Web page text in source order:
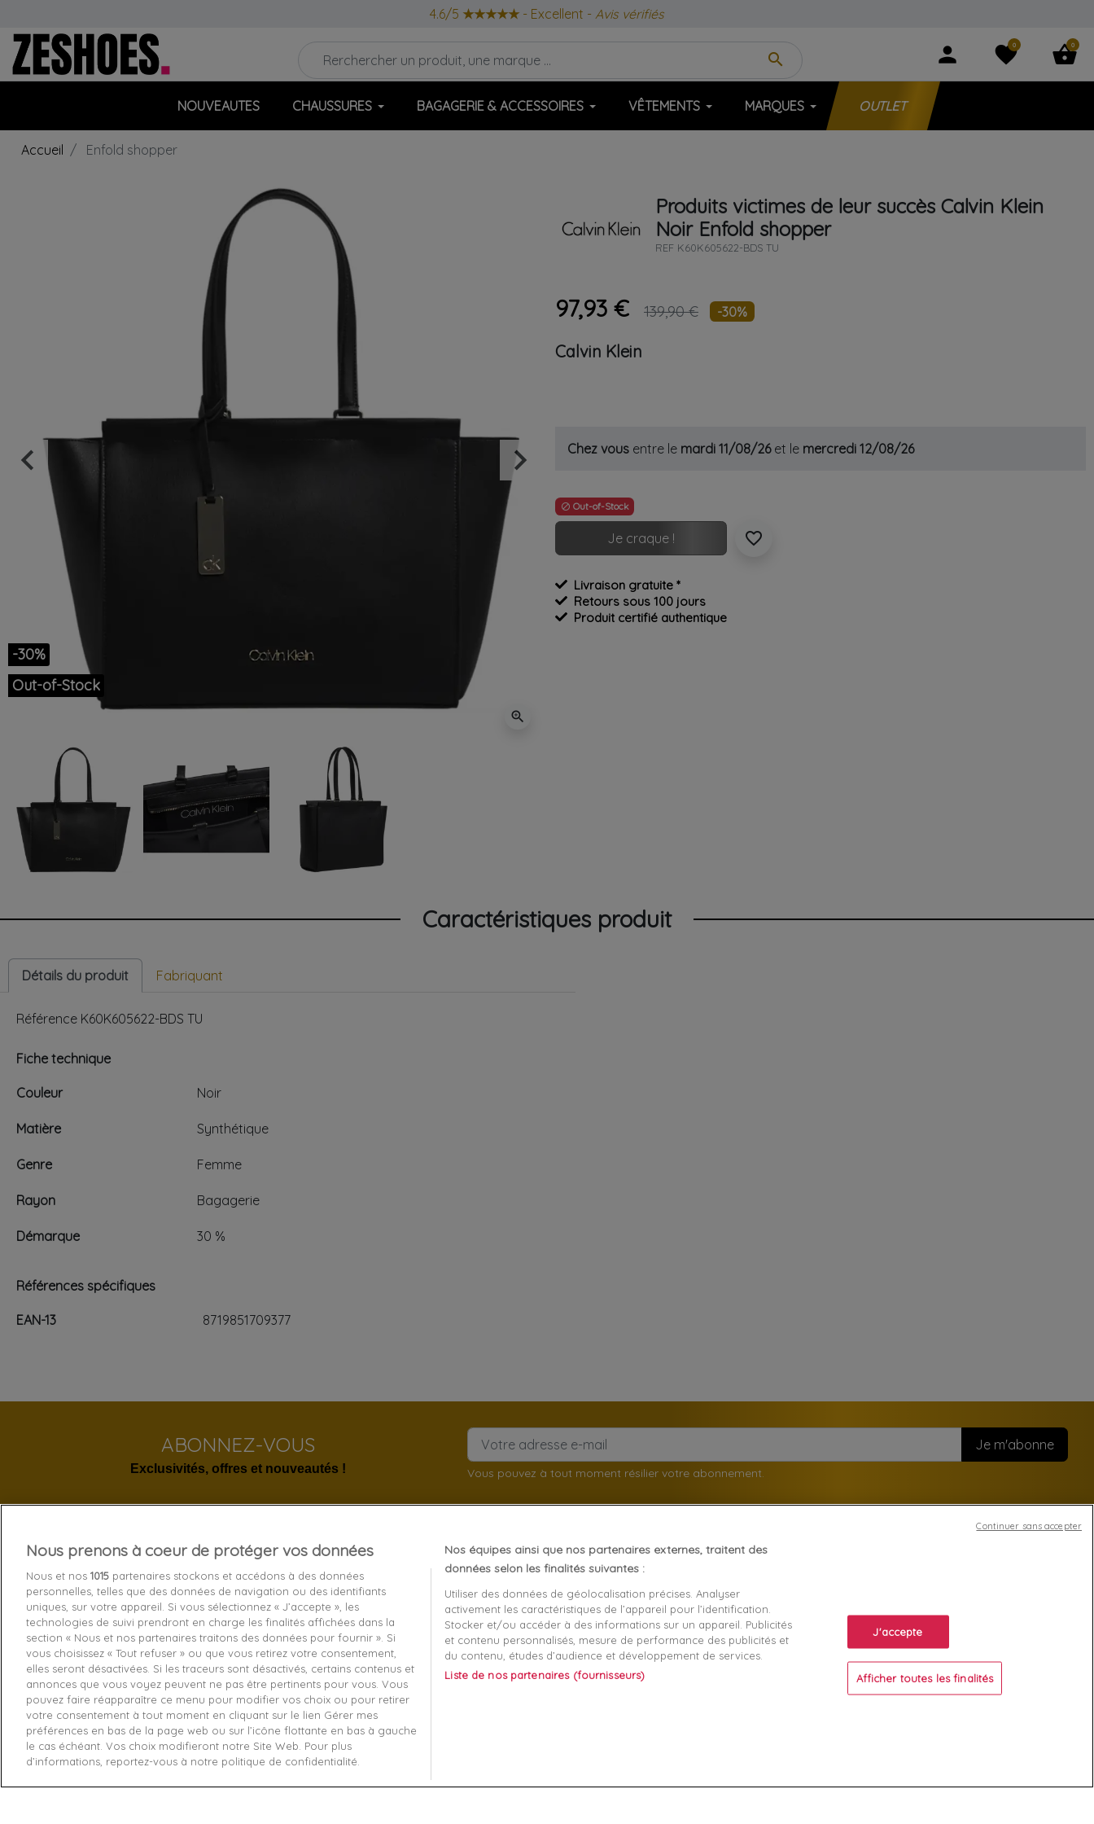
4.6/5 ★★★★★ - Excellent - Avis vérifiés
search person favorite
0 shopping_basket
0
NOUVEAUTES CHAUSSURES BAGAGERIE & ACCESSOIRES VÊTEMENTS MARQUES OUTLET
Accueil Enfold shopper
-30%
Out-of-Stock
Précédent
keyboard_arrow_left Suivant
keyboard_arrow_right
zoom_in
Produits victimes de leur succès Calvin Klein
Noir Enfold shopper
REF K60K605622-BDS TU
97,93 € 139,90 € -30%
Calvin Klein
Chez vous entre le mardi 11/08/26et le mercredi 12/08/26
 Out-of-Stock
Je craque ! favorite_border
Livraison gratuite *
Retours sous 100 jours
Produit certifié authentique
Caractéristiques produit
Détails du produit Fabriquant
Référence K60K605622-BDS TU
Fiche technique
Couleur Noir
Matière Synthétique
Genre Femme
Rayon Bagagerie
Démarque 30 %
Références spécifiques
EAN-13 8719851709377
ABONNEZ-VOUS
Exclusivités, offres et nouveautés ! Vous pouvez à tout moment résilier votre abonnement.
Services client
Livraison
Echange et remboursement
Paiement sécurisé
Contactez-nous
Retourner ma commande
À propos
Mentions légales
Conditions générales de vente
Qui sommes nous?
Informatique et liberté
Connexion
Créez votre compte
Nous prenons à coeur de protéger vos données
Nous et nos 1015 partenaires stockons et accédons à des données
personnelles, telles que des données de navigation ou des identifiants
uniques, sur votre appareil. Si vous sélectionnez « J’accepte », les
technologies de suivi prendront en charge les finalités affichées dans la
section « Nous et nos partenaires traitons des données pour fournir ». Si
vous choisissez « Tout refuser » ou que vous retirez votre consentement,
elles seront désactivées. Si les traceurs sont désactivés, certains contenus et
annonces que vous voyez peuvent ne pas être pertinents pour vous. Vous
pouvez faire réapparaître ce menu pour modifier vos choix ou pour retirer
votre consentement à tout moment en cliquant sur le lien Gérer mes
préférences en bas de la page web ou sur l’icône flottante en bas à gauche
le cas échéant. Vos choix modifieront notre Site Web. Pour plus
d’informations, reportez-vous à notre politique de confidentialité.
Nos équipes ainsi que nos partenaires externes, traitent des
données selon les finalités suivantes :
Utiliser des données de géolocalisation précises. Analyser
activement les caractéristiques de l’appareil pour l’identification.
Stocker et/ou accéder à des informations sur un appareil. Publicités
et contenu personnalisés, mesure de performance des publicités et
du contenu, études d’audience et développement de services.
Liste de nos partenaires (fournisseurs)
J'accepte
Afficher toutes les finalités
Continuer sans accepter